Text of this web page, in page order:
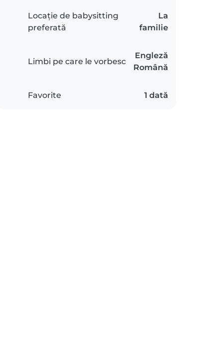
Locație de babysitting
preferată
La
familie
Limbi pe care le vorbesc
Engleză
Română
Favorite 1 dată